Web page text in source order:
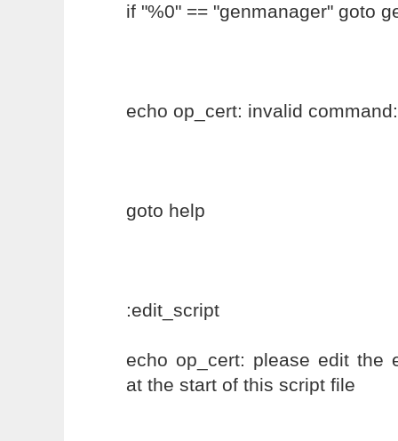
if "%0" == "genmanager" goto
echo op_cert: invalid
goto help
:edit_script
echo op_cert: please edit the
at the start of this script file